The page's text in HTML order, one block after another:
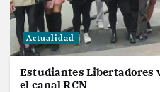
Actualidad
Estudiantes Libertadores
el canal RCN